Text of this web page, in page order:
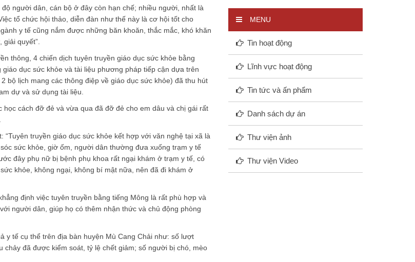
người dân, cán bộ ở đây còn hạn chế; nhiều người, nhất là
tổ chức hội thảo, diễn đàn như thế này là cơ hội tốt cho
y tế cũng nắm được những băn khoăn, thắc mắc, khó khăn
quyết”.
thông, 4 chiến dịch tuyên truyền giáo dục sức khỏe bằng
dục sức khỏe và tài liệu phương pháp tiếp cận dựa trên
bộ lịch mang các thông điệp về giáo dục sức khỏe) đã thu hút
dự và sử dụng tài liệu.
cách đỡ đẻ và vừa qua đã đỡ đẻ cho em dâu và chị gái rất
truyền giáo dục sức khỏe kết hợp với văn nghệ tại xã là
sức khỏe, giờ ốm, người dân thường đưa xuống trạm y tế
đây phụ nữ bị bệnh phụ khoa rất ngại khám ở trạm y tế, có
khỏe, không ngại, không bí mật nữa, nên đã đi khám ở
định việc tuyên truyền bằng tiếng Mông là rất phù hợp và
người dân, giúp họ có thêm nhận thức và chủ động phòng
y tế cụ thể trên địa bàn huyện Mù Cang Chải như: số lượt
đã được kiểm soát, tỷ lệ chết giảm; số người bị chó, mèo
MENU
Tin hoạt động
Lĩnh vực hoạt động
Tin tức và ấn phẩm
Danh sách dự án
Thư viện ảnh
Thư viện Video